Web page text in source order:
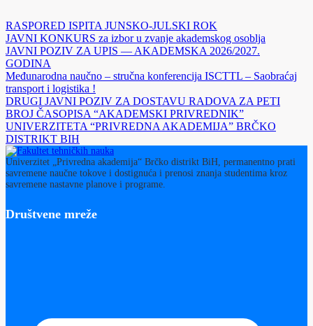
RASPORED ISPITA JUNSKO-JULSKI ROK
JAVNI KONKURS za izbor u zvanje akademskog osoblja
JAVNI POZIV ZA UPIS — AKADEMSKA 2026/2027.
GODINA
Međunarodna naučno – stručna konferencija ISCTTL – Saobraćaj
transport i logistika !
DRUGI JAVNI POZIV ZA DOSTAVU RADOVA ZA PETI
BROJ ČASOPISA “AKADEMSKI PRIVREDNIK”
UNIVERZITETA “PRIVREDNA AKADEMIJA” BRČKO
DISTRIKT BIH
Univerzitet „Privredna akademija“ Brčko distrikt BiH, permanentno prati
savremene naučne tokove i dostignuća i prenosi znanja studentima kroz
savremene nastavne planove i programe.
Društvene mreže